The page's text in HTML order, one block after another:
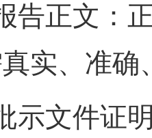
告正文：
实、准确
示文件证